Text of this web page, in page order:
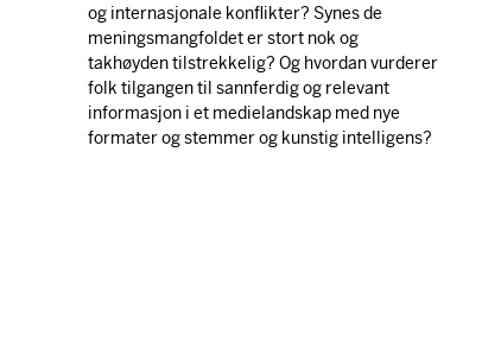
og internasjonale konflikter? Synes de
meningsmangfoldet er stort nok og
takhøyden tilstrekkelig? Og hvordan vurderer
folk tilgangen til sannferdig og relevant
informasjon i et medielandskap med nye
formater og stemmer og kunstig intelligens?